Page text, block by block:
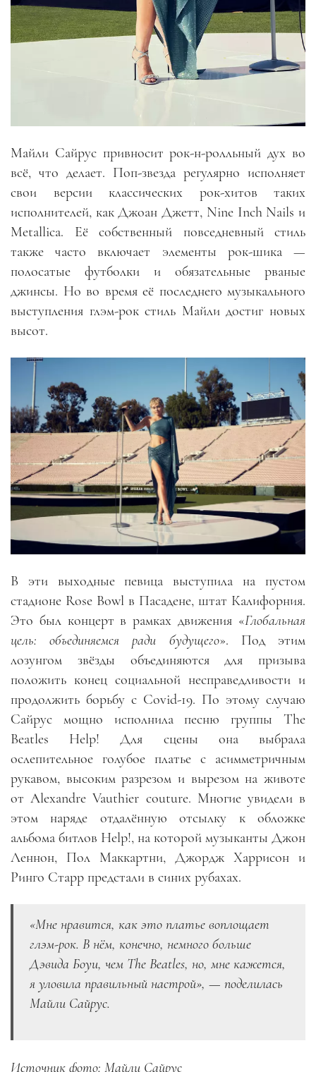
Майли Сайрус привносит рок-н-ролльный дух во
всё, что делает. Поп-звезда регулярно исполняет
свои версии классических рок-хитов таких
исполнителей, как Джоан Джетт, Nine Inch Nails и
Metallica. Её собственный повседневный стиль
также часто включает элементы рок-шика —
полосатые футболки и обязательные рваные
джинсы. Но во время её последнего музыкального
выступления глэм-рок стиль Майли достиг новых
высот.
В эти выходные певица выступила на пустом
стадионе Rose Bowl в Пасадене, штат Калифорния.
Это был концерт в рамках движения «Глобальная
цель: объединяемся ради будущего». Под этим
лозунгом звёзды объединяются для призыва
положить конец социальной несправедливости и
продолжить борьбу с Covid-19. По этому случаю
Сайрус мощно исполнила песню группы The
Beatles Help! Для сцены она выбрала
ослепительное голубое платье с асимметричным
рукавом, высоким разрезом и вырезом на животе
от Alexandre Vauthier couture. Многие увидели в
этом наряде отдалённую отсылку к обложке
альбома битлов Help!, на которой музыканты Джон
Леннон, Пол Маккартни, Джордж Харрисон и
Ринго Старр предстали в синих рубахах.
«Мне нравится, как это платье воплощает
глэм-рок. В нём, конечно, немного больше
Дэвида Боуи, чем The Beatles, но, мне кажется,
я уловила правильный настрой», — поделилась
Майли Сайрус.
Источник фото: Майли Сайрус